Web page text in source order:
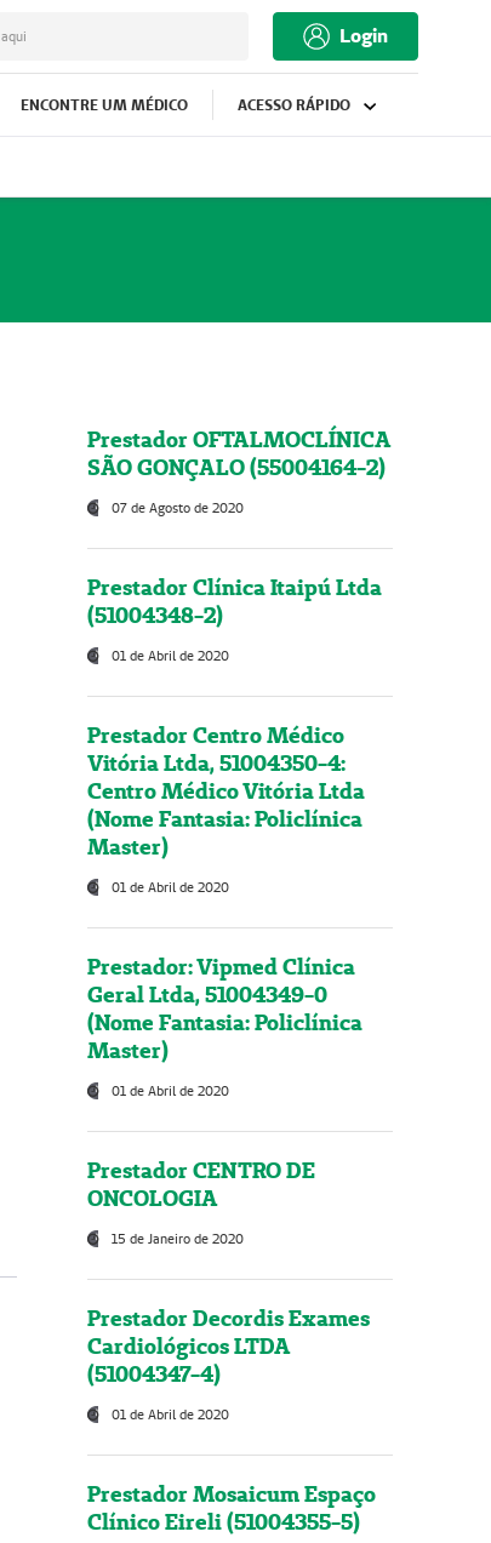
Login
ENCONTRE UM MÉDICO ACESSO RÁPIDO
Prestador OFTALMOCLÍNICA
SÃO GONÇALO (55004164-2)
07 de Agosto de 2020
Prestador Clínica Itaipú Ltda
(51004348-2)
01 de Abril de 2020
Prestador Centro Médico
Vitória Ltda, 51004350-4:
Centro Médico Vitória Ltda
(Nome Fantasia: Policlínica
Master)
01 de Abril de 2020
Prestador: Vipmed Clínica
Geral Ltda, 51004349-0
(Nome Fantasia: Policlínica
Master)
01 de Abril de 2020
Prestador CENTRO DE
ONCOLOGIA
15 de Janeiro de 2020
Prestador Decordis Exames
Cardiológicos LTDA
(51004347-4)
01 de Abril de 2020
Prestador Mosaicum Espaço
Clínico Eireli (51004355-5)